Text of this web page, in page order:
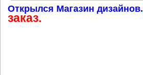
Открылся Магазин дизайнов.
заказ.